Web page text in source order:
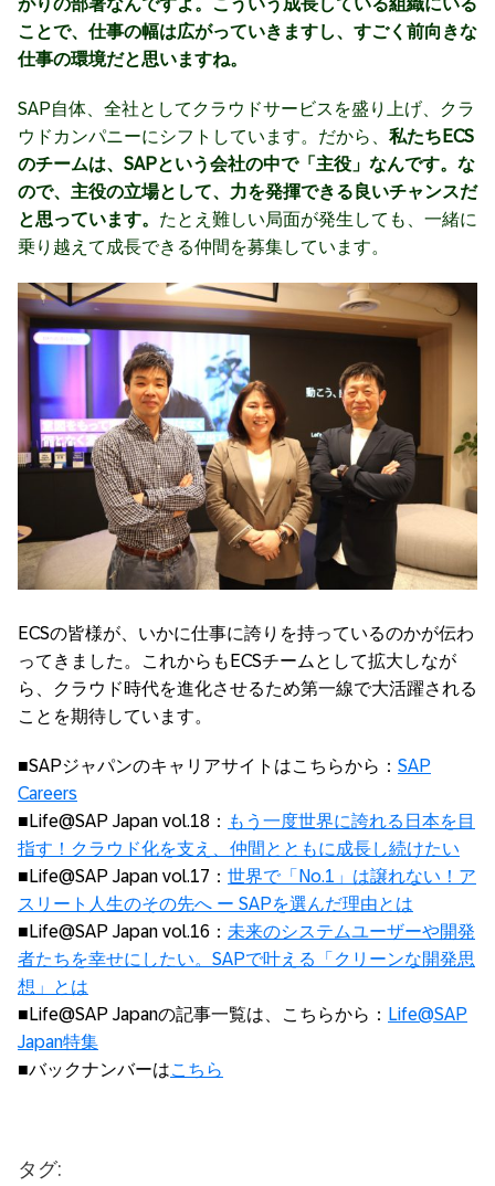
がりの部署なんですよ。こういう成長している組織にいる
ことで、仕事の幅は広がっていきますし、すごく前向きな
仕事の環境だと思いますね。
SAP自体、全社としてクラウドサービスを盛り上げ、クラ
ウドカンパニーにシフトしています。だから、 私たちECS
のチームは、SAPという会社の中で「主役」なんです。な
ので、主役の立場として、力を発揮できる良いチャンスだ
と思っています。 たとえ難しい局面が発生しても、一緒に
乗り越えて成長できる仲間を募集しています。
ECSの皆様が、いかに仕事に誇りを持っているのかが伝わ
ってきました。これからもECSチームとして拡大しなが
ら、クラウド時代を進化させるため第一線で大活躍される
ことを期待しています。
■SAPジャパンのキャリアサイトはこちらから： SAP
Careers
■Life@SAP Japan vol.18： もう一度世界に誇れる日本を目
指す！クラウド化を支え、仲間とともに成長し続けたい
■Life@SAP Japan vol.17： 世界で「No.1」は譲れない！ア
スリート人生のその先へ ー SAPを選んだ理由とは
■Life@SAP Japan vol.16： 未来のシステムユーザーや開発
者たちを幸せにしたい。SAPで叶える「クリーンな開発思
想」とは
■Life@SAP Japanの記事一覧は、こちらから： Life@SAP
Japan特集
■バックナンバーはこちら
タグ: